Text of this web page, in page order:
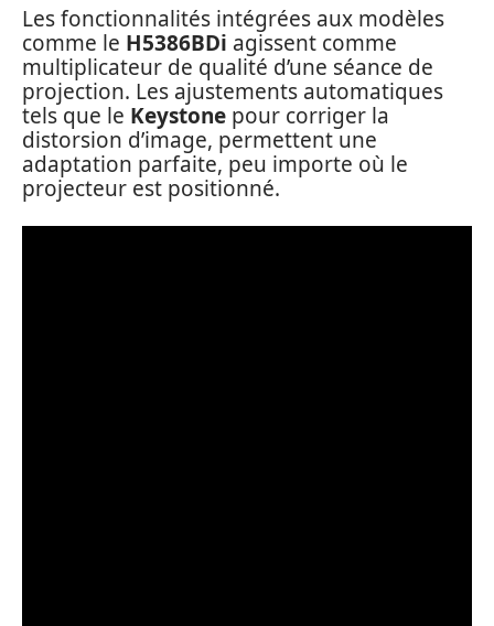
Les fonctionnalités intégrées aux modèles
comme le H5386BDi agissent comme
multiplicateur de qualité d’une séance de
projection. Les ajustements automatiques
tels que le Keystone pour corriger la
distorsion d’image, permettent une
adaptation parfaite, peu importe où le
projecteur est positionné.